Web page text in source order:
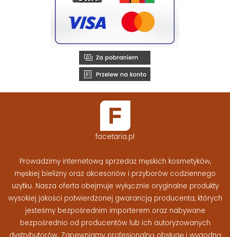
facetaria.pl
Prowadzimy internetową sprzedaż męskich kosmetyków,
męskiej bielizny oraz akcesoriów i przyborów codziennego
użytku. Nasza oferta obejmuje wyłącznie oryginalne produkty
wysokiej jakości potwierdzonej gwarancją producenta, których
jesteśmy bezpośrednim importerem oraz nabywane
bezpośrednio od producentów lub ich autoryzowanych